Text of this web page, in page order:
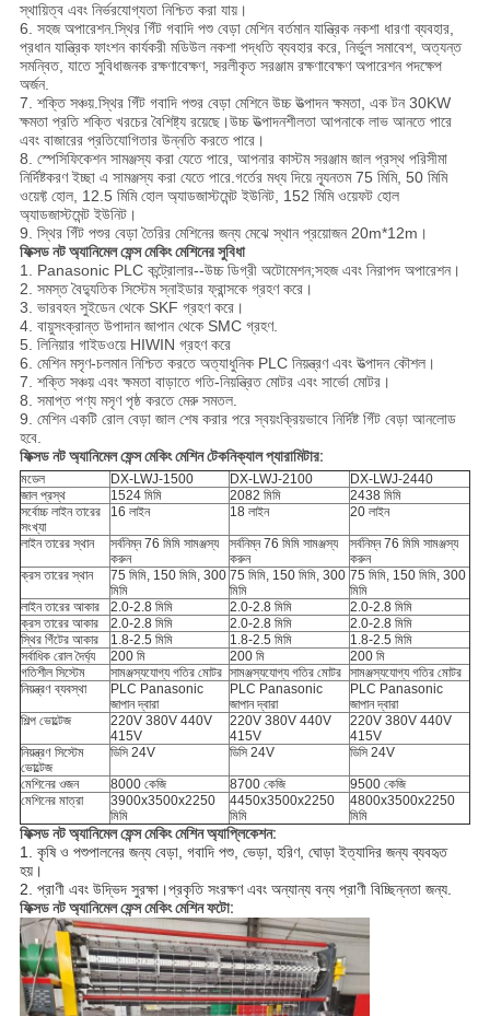
স্থায়িত্ব এবং নির্ভরযোগ্যতা নিশ্চিত করা যায়।
6. সহজ অপারেশন.স্থির গিঁট গবাদি পশু বেড়া মেশিন বর্তমান যান্ত্রিক নকশা ধারণা ব্যবহার,
প্রধান যান্ত্রিক ফাংশন কার্যকরী মডিউল নকশা পদ্ধতি ব্যবহার করে, নির্ভুল সমাবেশ, অত্যন্ত
সমন্বিত, যাতে সুবিধাজনক রক্ষণাবেক্ষণ, সরলীকৃত সরঞ্জাম রক্ষণাবেক্ষণ অপারেশন পদক্ষেপ
অর্জন.
7. শক্তি সঞ্চয়.স্থির গিঁট গবাদি পশুর বেড়া মেশিনে উচ্চ উত্পাদন ক্ষমতা, এক টন 30KW
ক্ষমতা প্রতি শক্তি খরচের বৈশিষ্ট্য রয়েছে।উচ্চ উত্পাদনশীলতা আপনাকে লাভ আনতে পারে
এবং বাজারের প্রতিযোগিতার উন্নতি করতে পারে।
8. স্পেসিফিকেশন সামঞ্জস্য করা যেতে পারে, আপনার কাস্টম সরঞ্জাম জাল প্রস্থ পরিসীমা
নির্দিষ্টকরণ ইচ্ছা এ সামঞ্জস্য করা যেতে পারে.গর্তের মধ্য দিয়ে ন্যূনতম 75 মিমি, 50 মিমি
ওয়েফ্ট হোল, 12.5 মিমি হোল অ্যাডজাস্টমেন্ট ইউনিট, 152 মিমি ওয়েফট হোল
অ্যাডজাস্টমেন্ট ইউনিট।
9. স্থির গিঁট পশুর বেড়া তৈরির মেশিনের জন্য মেঝে স্থান প্রয়োজন 20m*12m।
ফিক্সড নট অ্যানিমেল ফেন্স মেকিং মেশিনের সুবিধা
1. Panasonic PLC কন্ট্রোলার--উচ্চ ডিগ্রী অটোমেশন;সহজ এবং নিরাপদ অপারেশন।
2. সমস্ত বৈদ্যুতিক সিস্টেম স্নাইডার ফ্রান্সকে গ্রহণ করে।
3. ভারবহন সুইডেন থেকে SKF গ্রহণ করে।
4. বায়ুসংক্রান্ত উপাদান জাপান থেকে SMC গ্রহণ.
5. লিনিয়ার গাইডওয়ে HIWIN গ্রহণ করে
6. মেশিন মসৃণ-চলমান নিশ্চিত করতে অত্যাধুনিক PLC নিয়ন্ত্রণ এবং উত্পাদন কৌশল।
7. শক্তি সঞ্চয় এবং ক্ষমতা বাড়াতে গতি-নিয়ন্ত্রিত মোটর এবং সার্ভো মোটর।
8. সমাপ্ত পণ্য মসৃণ পৃষ্ঠ করতে মেরু সমতল.
9. মেশিন একটি রোল বেড়া জাল শেষ করার পরে স্বয়ংক্রিয়ভাবে নির্দিষ্ট গিঁট বেড়া আনলোড
হবে.
ফিক্সড নট অ্যানিমেল ফেন্স মেকিং মেশিন টেকনিক্যাল প্যারামিটার:
মডেল DX-LWJ-1500 DX-LWJ-2100
DX-LWJ-2440
জাল প্রস্থ
1524 মিমি 2082 মিমি
2438 মিমি
সর্বোচ্চ লাইন তারের
সংখ্যা
16 লাইন 18 লাইন 20 লাইন
লাইন তারের স্থান
সর্বনিম্ন 76 মিমি সামঞ্জস্য
করুন
সর্বনিম্ন 76 মিমি সামঞ্জস্য
করুন
সর্বনিম্ন 76 মিমি সামঞ্জস্য
করুন
ক্রস তারের স্থান
75 মিমি, 150 মিমি, 300
মিমি
75 মিমি, 150 মিমি, 300
মিমি
75 মিমি, 150 মিমি, 300
মিমি
লাইন তারের আকার
2.0-2.8 মিমি 2.0-2.8 মিমি
2.0-2.8 মিমি
ক্রস তারের আকার
2.0-2.8 মিমি 2.0-2.8 মিমি
2.0-2.8 মিমি
স্থির গিঁটের আকার
1.8-2.5 মিমি 1.8-2.5 মিমি
1.8-2.5 মিমি
সর্বাধিক রোল দৈর্ঘ্য
200 মি 200 মি
200 মি
গতিশীল সিস্টেম
সামঞ্জস্যযোগ্য গতির মোটর সামঞ্জস্যযোগ্য গতির মোটর সামঞ্জস্যযোগ্য গতির মোটর
নিয়ন্ত্রণ ব্যবস্থা
PLC Panasonic
জাপান দ্বারা
PLC Panasonic
জাপান দ্বারা
PLC Panasonic
জাপান দ্বারা
শিল্প ভোল্টেজ
220V 380V 440V
415V
220V 380V 440V
415V
220V 380V 440V
415V
নিয়ন্ত্রণ সিস্টেম
ভোল্টেজ
ডিসি 24V ডিসি 24V ডিসি 24V
মেশিনের ওজন 8000 কেজি 8700 কেজি
9500 কেজি
মেশিনের মাত্রা
3900x3500x2250
মিমি
4450x3500x2250
মিমি
4800x3500x2250
মিমি
ফিক্সড নট অ্যানিমেল ফেন্স মেকিং মেশিন অ্যাপ্লিকেশন:
1. কৃষি ও পশুপালনের জন্য বেড়া, গবাদি পশু, ভেড়া, হরিণ, ঘোড়া ইত্যাদির জন্য ব্যবহৃত
হয়।
2. প্রাণী এবং উদ্ভিদ সুরক্ষা।প্রকৃতি সংরক্ষণ এবং অন্যান্য বন্য প্রাণী বিচ্ছিন্নতা জন্য.
ফিক্সড নট অ্যানিমেল ফেন্স মেকিং মেশিন ফটো: